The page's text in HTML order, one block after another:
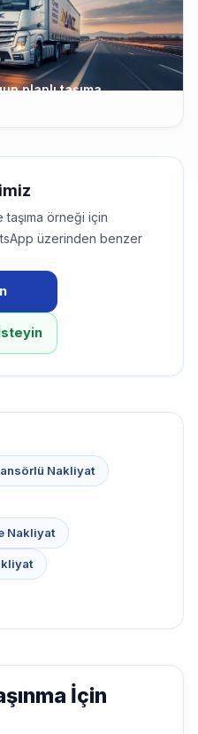
planlı taşıma
örneği için
üzerinden benzer
Nakliyat
Nakliyat
İçin